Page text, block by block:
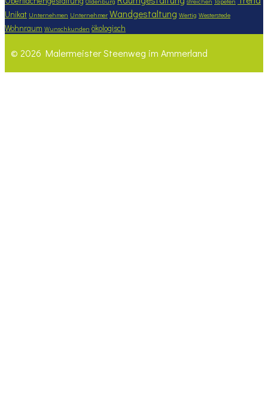
Unikat Unternehmen Unternehmer Wandgestaltung Wertig Westerstede
Wohnraum Wunschkunden ökologisch
© 2026 Malermeister Steenweg im Ammerland